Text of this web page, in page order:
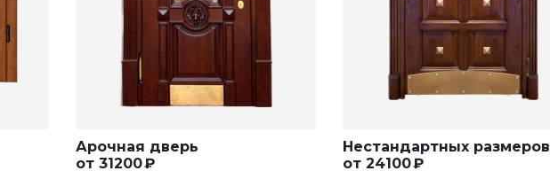
Арочная дверь
от 31200₽
Нестандартных размеров
от 24100₽